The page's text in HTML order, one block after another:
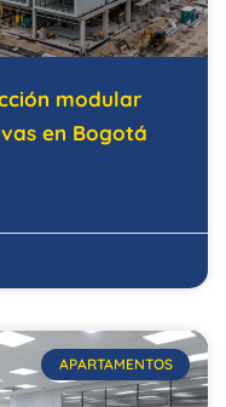
modular
en Bogotá
APARTAMENTOS